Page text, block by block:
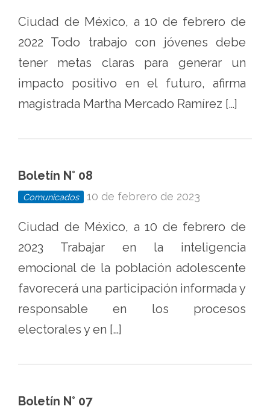
Ciudad de México, a 10 de febrero de
2022 Todo trabajo con jóvenes debe
tener metas claras para generar un
impacto positivo en el futuro, afirma
magistrada Martha Mercado Ramírez […]
Boletín N° 08
Comunicados 10 de febrero de 2023
Ciudad de México, a 10 de febrero de
2023 Trabajar en la inteligencia
emocional de la población adolescente
favorecerá una participación informada y
responsable en los procesos
electorales y en […]
Boletín N° 07